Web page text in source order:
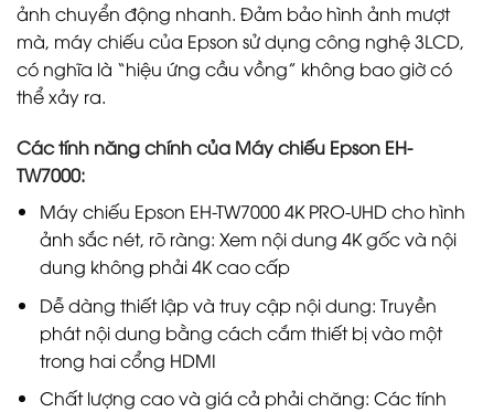
ảnh chuyển động nhanh. Đảm bảo hình ảnh mượt
mà, máy chiếu của Epson sử dụng công nghệ 3LCD,
có nghĩa là “hiệu ứng cầu vồng” không bao giờ có
thể xảy ra.
Các tính năng chính của Máy chiếu Epson EH-
TW7000:
Máy chiếu Epson EH-TW7000 4K PRO-UHD cho hình
ảnh sắc nét, rõ ràng: Xem nội dung 4K gốc và nội
dung không phải 4K cao cấp
Dễ dàng thiết lập và truy cập nội dung: Truyền
phát nội dung bằng cách cắm thiết bị vào một
trong hai cổng HDMI
Chất lượng cao và giá cả phải chăng: Các tính